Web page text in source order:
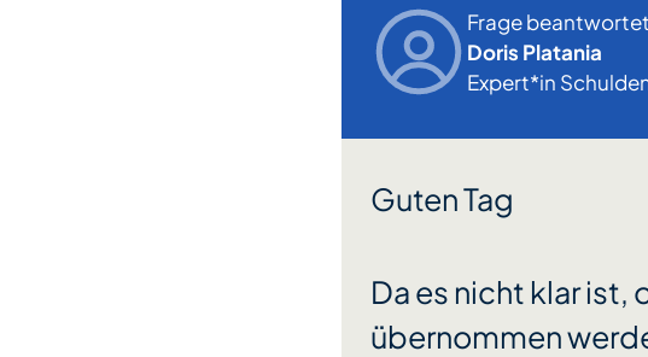
Frage
Doris Platania
Expert*in
Guten Tag
Da es nicht klar ist,
übernommen